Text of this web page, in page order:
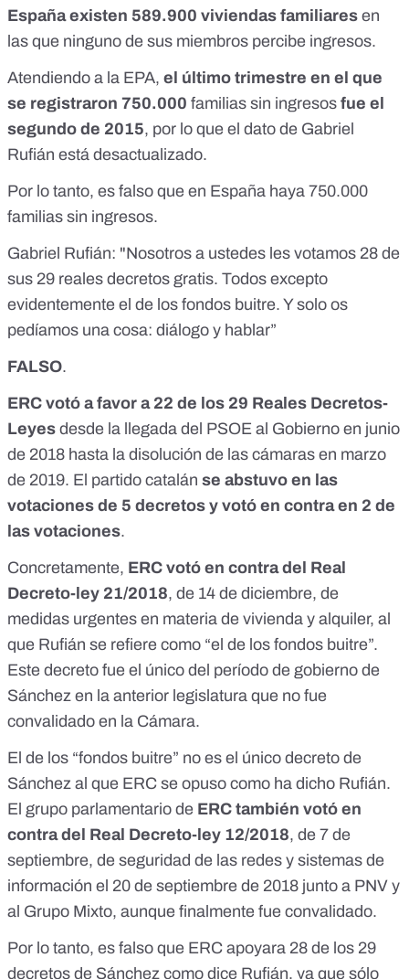
España existen 589.900 viviendas familiares en
las que ninguno de sus miembros percibe ingresos.
Atendiendo a la EPA, el último trimestre en el que
se registraron 750.000 familias sin ingresos fue el
segundo de 2015, por lo que el dato de Gabriel
Rufián está desactualizado.
Por lo tanto, es falso que en España haya 750.000
familias sin ingresos.
Gabriel Rufián: "Nosotros a ustedes les votamos 28 de
sus 29 reales decretos gratis. Todos excepto
evidentemente el de los fondos buitre. Y solo os
pedíamos una cosa: diálogo y hablar”
FALSO.
ERC votó a favor a 22 de los 29 Reales Decretos-
Leyes desde la llegada del PSOE al Gobierno en junio
de 2018 hasta la disolución de las cámaras en marzo
de 2019. El partido catalán se abstuvo en las
votaciones de 5 decretos y votó en contra en 2 de
las votaciones.
Concretamente, ERC votó en contra del Real
Decreto-ley 21/2018, de 14 de diciembre, de
medidas urgentes en materia de vivienda y alquiler, al
que Rufián se refiere como “el de los fondos buitre”.
Este decreto fue el único del período de gobierno de
Sánchez en la anterior legislatura que no fue
convalidado en la Cámara.
El de los “fondos buitre” no es el único decreto de
Sánchez al que ERC se opuso como ha dicho Rufián.
El grupo parlamentario de ERC también votó en
contra del Real Decreto-ley 12/2018, de 7 de
septiembre, de seguridad de las redes y sistemas de
información el 20 de septiembre de 2018 junto a PNV y
al Grupo Mixto, aunque finalmente fue convalidado.
Por lo tanto, es falso que ERC apoyara 28 de los 29
decretos de Sánchez como dice Rufián, ya que sólo